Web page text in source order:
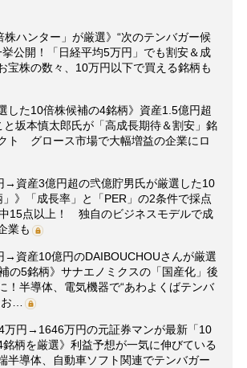
株ハンター」が厳選》“次のテンバガー候
挙公開！「日経平均5万円」でも割安＆成
宝株の数々、10万円以下で買える銘柄も
した10倍株候補の4銘柄》資産1.5億円超
と坂本慎太郎氏が「高成長期待＆割安」銘
ト グロース市場で大幅増益の企業にロ
→資産3億円超の弐億貯男氏が厳選した10
》「成長率」と「PER」の2条件で採点
15点以上！ 独自のビジネスモデルで成
業も
→資産10億円のDAIBOUCHOUさんが厳選
の5銘柄》サナエノミクスの「国産化」後
！半導体、電気機器で“あわよくばテンバ
お…
万円→1646万円の元証券マンが最新「10
柄を厳選》利益予想が一気に伸びている
導体、自動車ソフト関連でテンバガー